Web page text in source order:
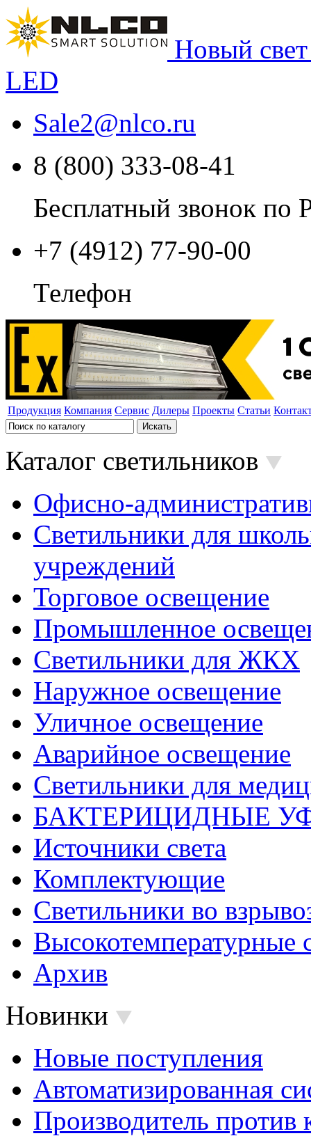
Новый
LED
Sale2@nlco.ru
8 (800) 333-08-41
Бесплатный звонок по
+7 (4912) 77-90-00
Телефон
Продукция Компания Сервис Дилеры Проекты Статьи
Каталог светильников
Офисно-
Светильники для
учреждений
Торговое освещение
Промышленное
Светильники для ЖКХ
Наружное освещение
Уличное освещение
Аварийное освещение
Светильники для
БАКТЕРИЦИДНЫЕ
Источники света
Комплектующие
Светильники во
Высокотемпературные
Архив
Новинки
Новые поступления
Автоматизированная
Производитель против